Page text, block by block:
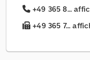
+49 365 8...
+49 365 7...